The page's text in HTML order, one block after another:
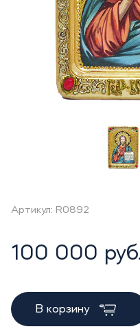
Артикул: R0892
100 000
В корзину